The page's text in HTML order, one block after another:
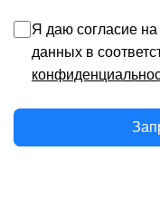
Я даю согласие
данных в